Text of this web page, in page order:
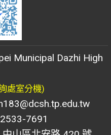
Municipal Dazhi High
處室分機)
7691